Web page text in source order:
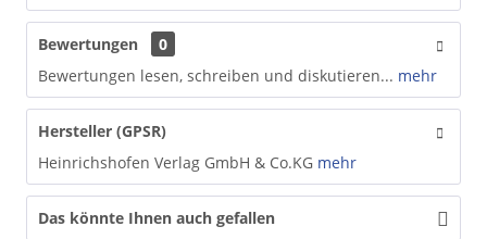
Bewertungen
0
Bewertungen lesen, schreiben und diskutieren... mehr
Hersteller (GPSR)
Heinrichshofen Verlag GmbH & Co.KG mehr
Das könnte Ihnen auch gefallen